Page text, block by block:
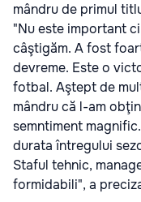
mândru de primul
"Nu este important
câştigăm. A fost
devreme. Este o
fotbal. Aştept de
mândru că l-am
semntiment
durata întregului
Staful tehnic,
formidabili", a